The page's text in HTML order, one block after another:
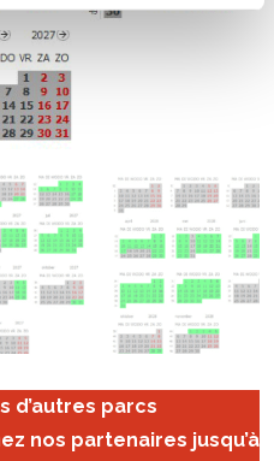
d’autres parcs
nos partenaires jusqu’à